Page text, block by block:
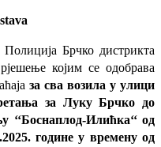
Брчко дистрикта
којим се одобрава
за сва возила у улици
за Луку Брчко до
Илићка‘‘ од
године у времену од